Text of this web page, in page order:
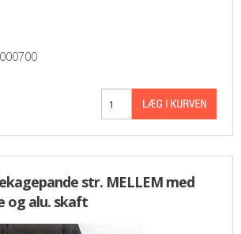
str. MELLEM med
og alu. skaft